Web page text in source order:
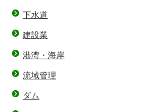
下水道
建設業
港湾・海岸
流域管理
ダム